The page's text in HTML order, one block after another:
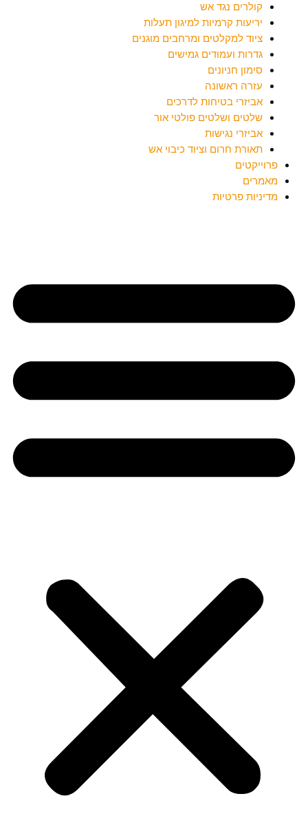
קולרים נגד אש
יריעות קרמיות למיגון תעלות
ציוד למקלטים ומרחבים מוגנים
גדרות ועמודים גמישים
סימון חניונים
עזרה ראשונה
אביזרי בטיחות לדרכים
שלטים ושלטים פולטי אור
אביזרי נגישות
תאורת חרום וציוד כיבוי אש
פרוייקטים
מאמרים
מדיניות פרטיות